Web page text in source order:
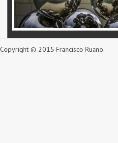
Copyright © 2015 Francisco Ruano.